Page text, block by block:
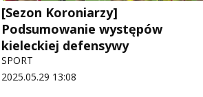
[Sezon Koroniarzy]
Podsumowanie występów
kieleckiej defensywy
SPORT
2025.05.29 13:08